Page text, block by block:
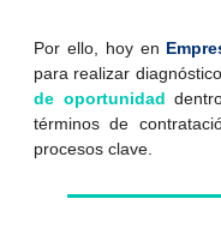
Por ello, hoy en
para realizar
de oportunidad
términos de
procesos clave.